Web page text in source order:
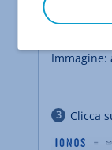
Immagine:
Clicca